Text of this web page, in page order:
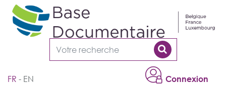
Connexion
FR EN
Cookies management panel